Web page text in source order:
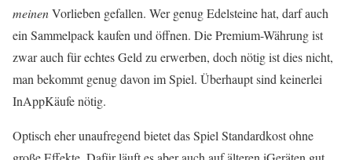
meinenVorlieben gefallen. Wer genug Edelsteine hat, darf auch
ein Sammelpack kaufen und öffnen. Die Premium-Währung ist
zwar auch für echtes Geld zu erwerben, doch nötig ist dies nicht,
man bekommt genug davon im Spiel. Überhaupt sind keinerlei
InAppKäufe nötig.
Optisch eher unaufregend bietet das Spiel Standardkost ohne